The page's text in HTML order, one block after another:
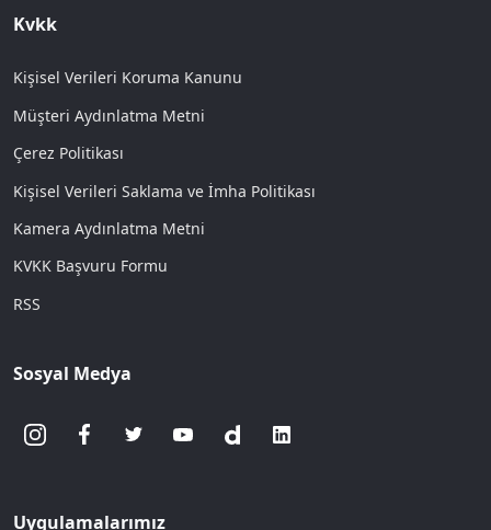
Kvkk
Kişisel Verileri Koruma Kanunu
Müşteri Aydınlatma Metni
Çerez Politikası
Kişisel Verileri Saklama ve İmha Politikası
Kamera Aydınlatma Metni
KVKK Başvuru Formu
RSS
Sosyal Medya
Uygulamalarımız